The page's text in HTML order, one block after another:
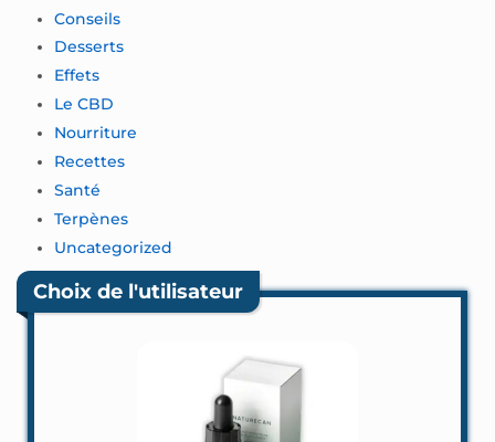
Conseils
Desserts
Effets
Le CBD
Nourriture
Recettes
Santé
Terpènes
Uncategorized
Choix de l'utilisateur